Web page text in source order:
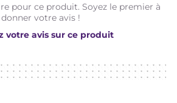
pour ce produit. Soyez le premier à
donner votre avis !
votre avis sur ce produit